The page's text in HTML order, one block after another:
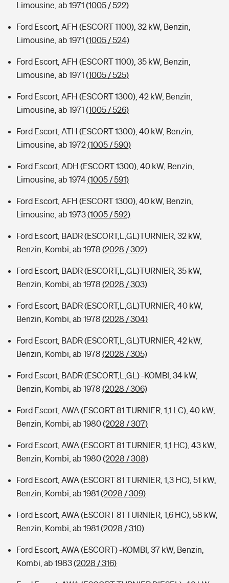
Limousine, ab 1971 (1005 / 522)
Ford Escort, AFH (ESCORT 1100), 32 kW, Benzin,
Limousine, ab 1971 (1005 / 524)
Ford Escort, AFH (ESCORT 1100), 35 kW, Benzin,
Limousine, ab 1971 (1005 / 525)
Ford Escort, AFH (ESCORT 1300), 42 kW, Benzin,
Limousine, ab 1971 (1005 / 526)
Ford Escort, ATH (ESCORT 1300), 40 kW, Benzin,
Limousine, ab 1972(1005 / 590)
Ford Escort, ADH (ESCORT 1300), 40 kW, Benzin,
Limousine, ab 1974(1005 / 591)
Ford Escort, AFH (ESCORT 1300), 40 kW, Benzin,
Limousine, ab 1973(1005 / 592)
Ford Escort, BADR (ESCORT,L,GL)TURNIER, 32 kW,
Benzin, Kombi, ab 1978 (2028 / 302)
Ford Escort, BADR (ESCORT,L,GL)TURNIER, 35 kW,
Benzin, Kombi, ab 1978 (2028 / 303)
Ford Escort, BADR (ESCORT,L,GL)TURNIER, 40 kW,
Benzin, Kombi, ab 1978 (2028 / 304)
Ford Escort, BADR (ESCORT,L,GL)TURNIER, 42 kW,
Benzin, Kombi, ab 1978 (2028 / 305)
Ford Escort, BADR (ESCORT,L,GL) -KOMBI, 34 kW,
Benzin, Kombi, ab 1978 (2028 / 306)
Ford Escort, AWA (ESCORT 81 TURNIER, 1,1 LC), 40 kW,
Benzin, Kombi, ab 1980(2028 / 307)
Ford Escort, AWA (ESCORT 81 TURNIER, 1,1 HC), 43 kW,
Benzin, Kombi, ab 1980(2028 / 308)
Ford Escort, AWA (ESCORT 81 TURNIER, 1,3 HC), 51 kW,
Benzin, Kombi, ab 1981 (2028 / 309)
Ford Escort, AWA (ESCORT 81 TURNIER, 1,6 HC), 58 kW,
Benzin, Kombi, ab 1981 (2028 / 310)
Ford Escort, AWA (ESCORT) -KOMBI, 37 kW, Benzin,
Kombi, ab 1983(2028 / 316)